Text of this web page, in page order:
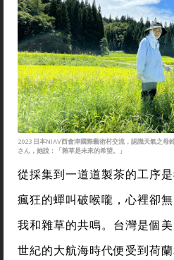
2023 日本NIAV西會津國際藝術村交流，認識天氣之母
さん，她說：「雜草是未來的希望。」
從採集到一道道製茶的工序
瘋狂的蟬叫破喉嚨，心裡卻
我和雜草的共鳴。台灣是個
世紀的大航海時代便受到荷